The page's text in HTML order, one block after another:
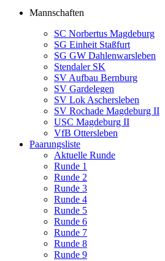
Mannschaften
SC Norbertus Magdeburg
SG Einheit Staßfurt
SG GW Dahlenwarsleben
Stendaler SK
SV Aufbau Bernburg
SV Gardelegen
SV Lok Aschersleben
SV Rochade Magdeburg II
USC Magdeburg II
VfB Ottersleben
Paarungsliste
Aktuelle Runde
Runde 1
Runde 2
Runde 3
Runde 4
Runde 5
Runde 6
Runde 7
Runde 8
Runde 9